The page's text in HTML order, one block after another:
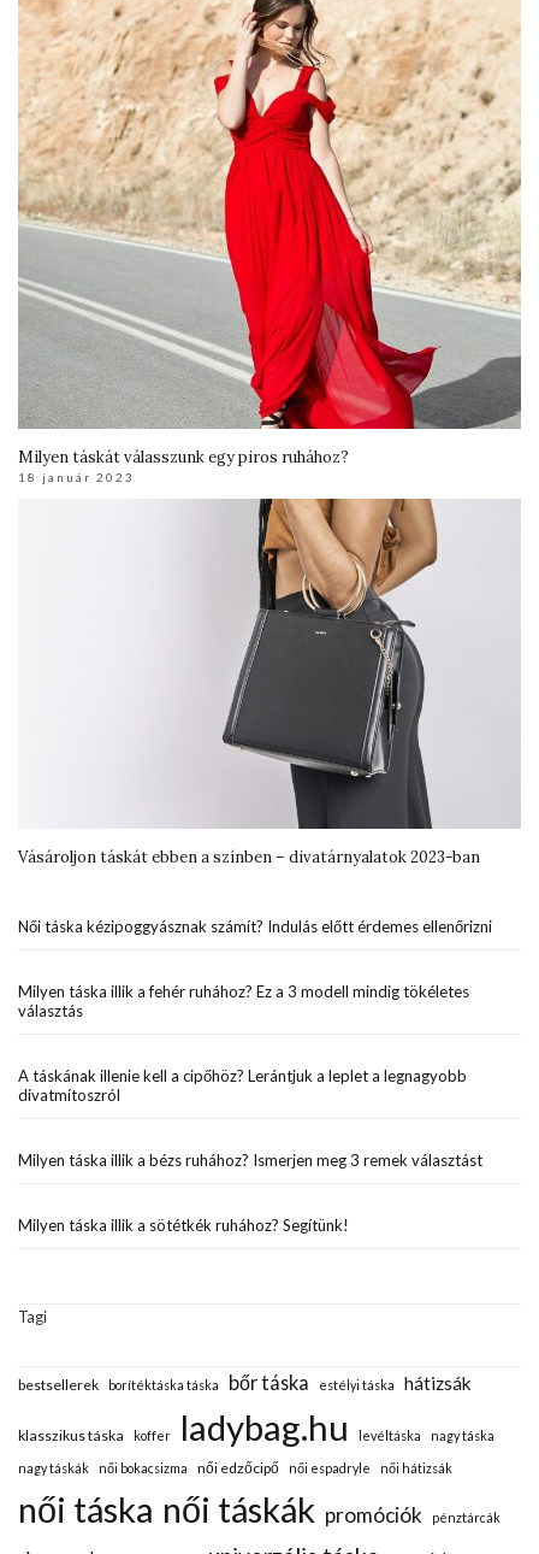
Milyen táskát válasszunk egy piros ruhához?
18 január 2023
Vásároljon táskát ebben a színben – divatárnyalatok 2023-ban
Női táska kézipoggyásznak számít? Indulás előtt érdemes ellenőrizni
Milyen táska illik a fehér ruhához? Ez a 3 modell mindig tökéletes
választás
A táskának illenie kell a cipőhöz? Lerántjuk a leplet a legnagyobb
divatmítoszról
Milyen táska illik a bézs ruhához? Ismerjen meg 3 remek választást
Milyen táska illik a sötétkék ruhához? Segítünk!
Tagi
bestsellerek borítéktáska táska bőr táska estélyi táska hátizsák
klasszikus táska koffer ladybag.hu levéltáska nagy táska
nagy táskák női bokacsizma női edzőcipő női espadryle női hátizsák
női táska női táskák promóciók pénztárcák